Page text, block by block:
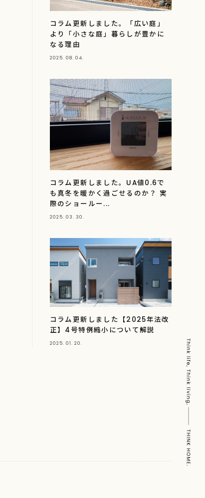
コラム更新しました。「広い庭」
より「小さな庭」暮らしが豊かに
なる理由
2025. 08. 04.
コラム更新しました。UA値0.6で
も真冬を暖かく過ごせるのか？ 実
際のショールー...
2025. 03. 30.
コラム更新しました【2025年法改
正】4号特例縮小について解説
2025. 01. 20.